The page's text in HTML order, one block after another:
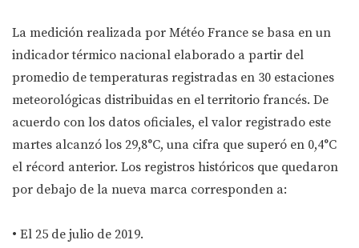
La medición realizada por Météo France se basa en un
indicador térmico nacional elaborado a partir del
promedio de temperaturas registradas en 30 estaciones
meteorológicas distribuidas en el territorio francés. De
acuerdo con los datos oficiales, el valor registrado este
martes alcanzó los 29,8°C, una cifra que superó en 0,4°C
el récord anterior. Los registros históricos que quedaron
por debajo de la nueva marca corresponden a:
• El 25 de julio de 2019.